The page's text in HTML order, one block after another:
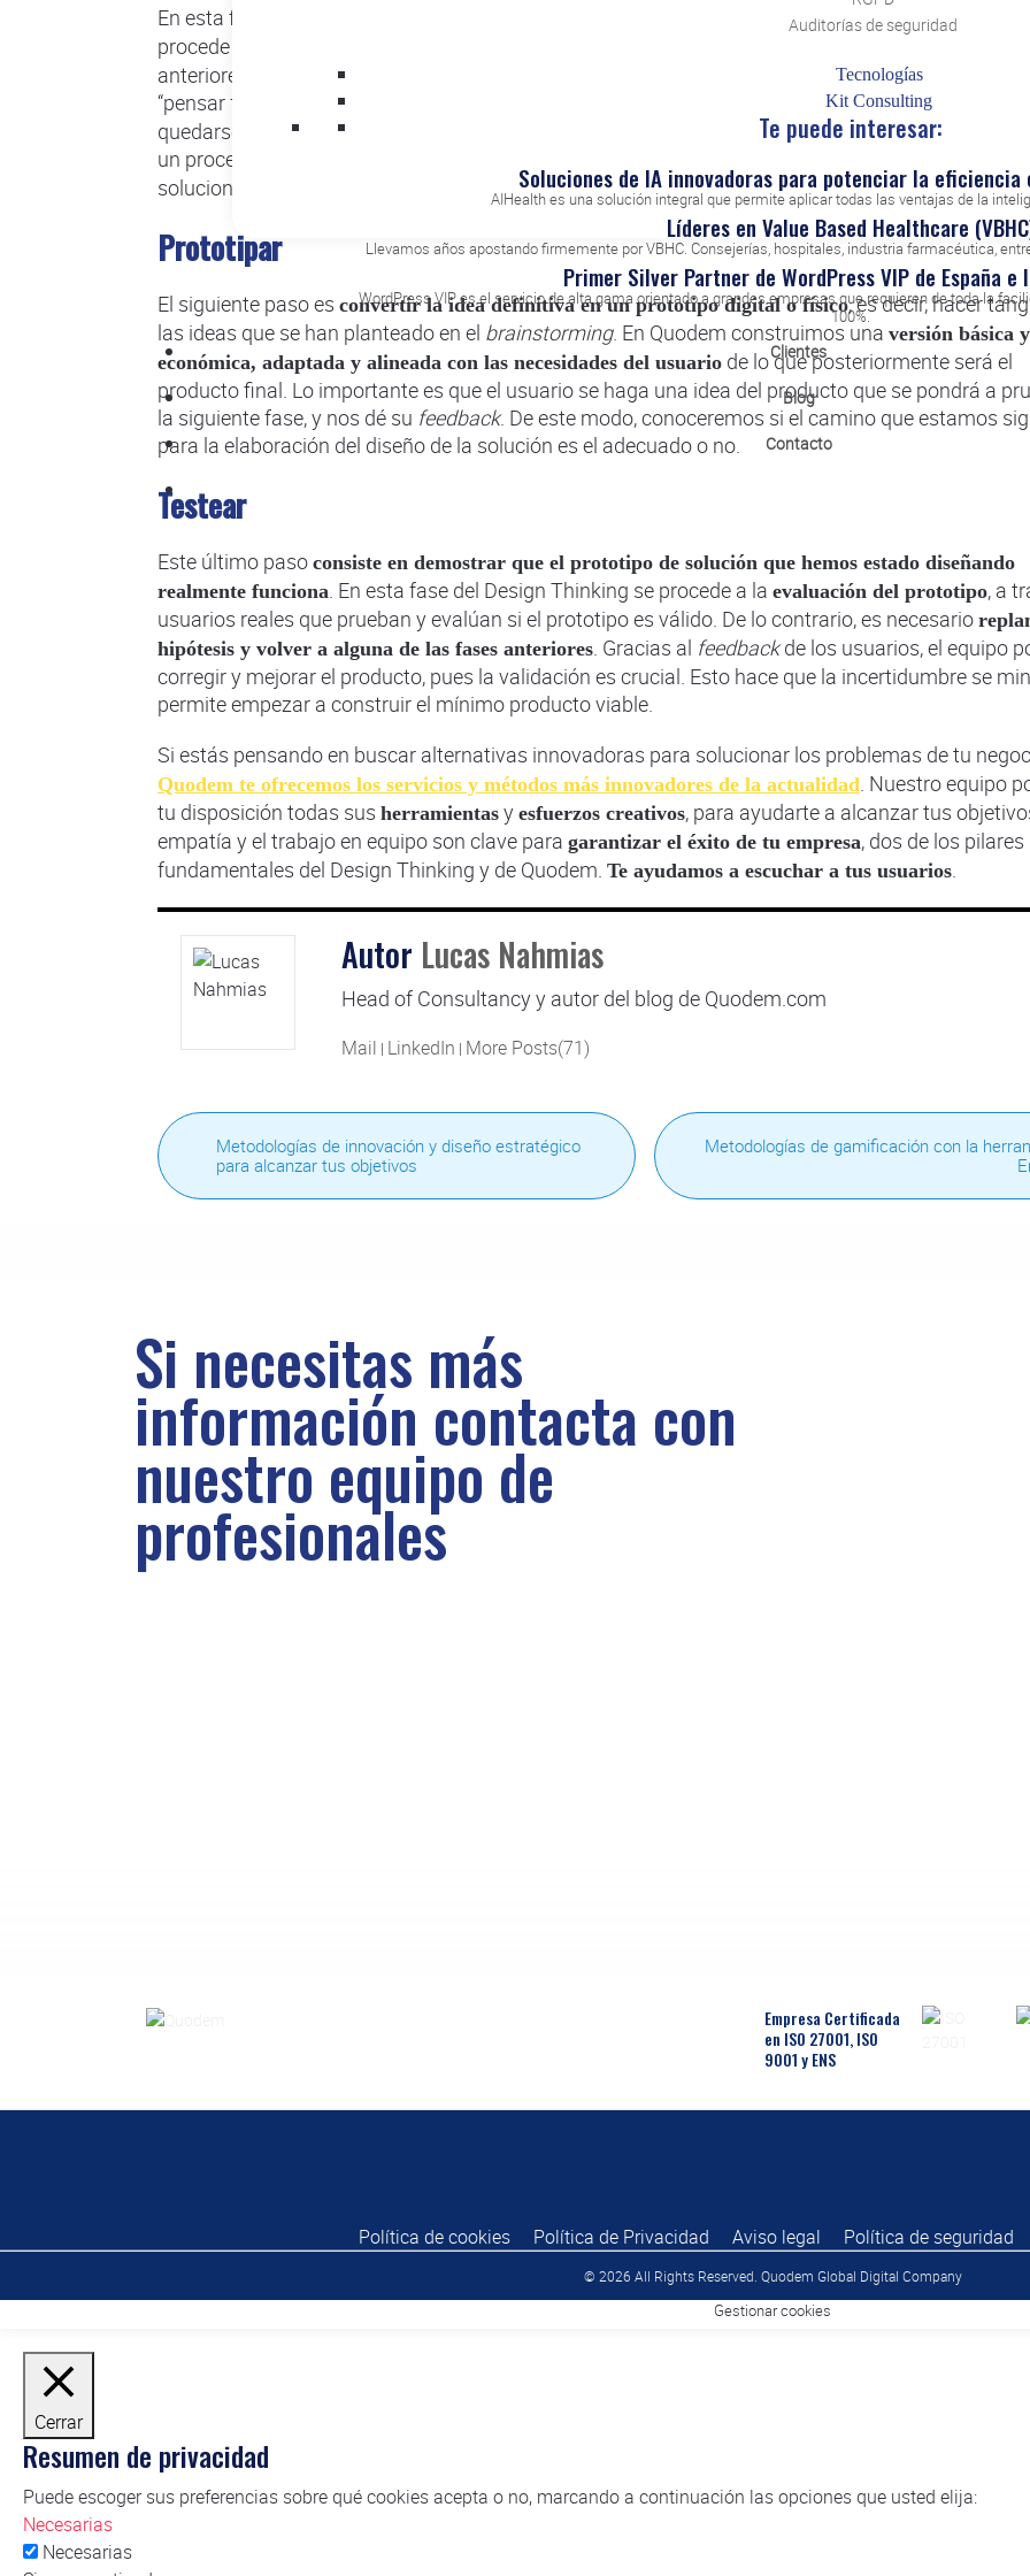
Auditorías de seguridad
Tecnologías
Kit Consulting
Te puede interesar:
Soluciones de IA innovadoras para potenciar la
AIHealth es una solución integral que permite aplicar todas las ventajas de la
Líderes en Value Based Healthcare
Llevamos años apostando firmemente por VBHC. Consejerías, hospitales, industria farmacéutica,
Primer Silver Partner de WordPress VIP de España e
WordPress VIP es el servicio de alta gama orientado a grandes empresas que requieren de toda la
100%.
Clientes
Blog
Contacto
En esta fase llega el momento de pasar a la acción con el diseño de la solución. De esta manera, se
procede a
anteriores. En Quodem creemos que lo importante de esta parte del proceso del Design Thinking es
“pensar fuera de la caja”,
usando técnicas que estimulen la creatividad y el pensamiento libre
quedarse con una sola respuesta, sino que hay que buscar el máximo de soluciones posibles, a
un proceso de
solucionar problemas.
Prototipar
El siguiente paso es convertir la idea definitiva en un prototipo digital o físico, es decir, hacer
las ideas que se han planteado en el brainstorming. En Quodem construimos una versión básica y
económica, adaptada y alineada con las necesidades del usuario de lo que posteriormente será el
producto final. Lo importante es que el usuario se haga una idea del producto que se pondrá a
la siguiente fase, y nos dé su feedback. De este modo, conoceremos si el camino que estamos
para la elaboración del diseño de la solución es el adecuado o no.
Testear
Este último paso consiste en demostrar que el prototipo de solución que hemos estado diseñando
realmente funciona. En esta fase del Design Thinking se procede a la evaluación del prototipo, a
usuarios reales que prueban y evalúan si el prototipo es válido. De lo contrario, es necesario
hipótesis y volver a alguna de las fases anteriores. Gracias al feedbackde los usuarios, el equipo
corregir y mejorar el producto, pues la validación es crucial. Esto hace que la incertidumbre se
permite empezar a construir el mínimo producto viable.
Si estás pensando en buscar alternativas innovadoras para solucionar los problemas de tu
Quodem te ofrecemos los servicios y métodos más innovadores de la actualidad. Nuestro equipo
tu disposición todas sus herramientas y esfuerzos creativos, para ayudarte a alcanzar tus
empatía y el trabajo en equipo son clave para garantizar el éxito de tu empresa, dos de los pilares
fundamentales del Design Thinking y de Quodem. Te ayudamos a escuchar a tus usuarios.
Autor Lucas Nahmias
Head of Consultancy y autor del blog de Quodem.com
Mail | LinkedIn | More Posts(71)
Metodologías de innovación y diseño estratégico
para alcanzar tus objetivos
Metodologías de gamificación con la
Si necesitas más
información contacta con
nuestro equipo de
profesionales
Empresa Certificada
en ISO 27001, ISO
9001 y ENS
Política de cookies Política de Privacidad Aviso legal Política de seguridad
© 2026 All Rights Reserved. Quodem Global Digital Company
Gestionar cookies
Cerrar
Resumen de privacidad
Puede escoger sus preferencias sobre qué cookies acepta o no, marcando a continuación las opciones que usted elija:
Necesarias
Necesarias